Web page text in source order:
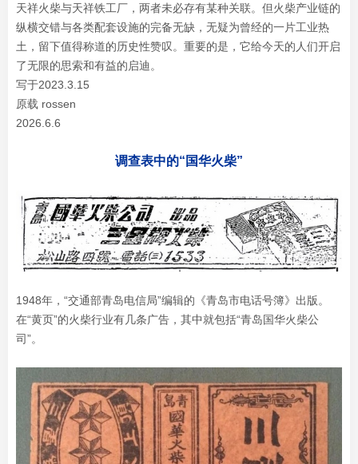
天祥火柴与天祥铁工厂，两者未必存有某种关联。但火柴产业链的
纵横交错与各类配套设施的完备无缺，无疑为曾经的一片工业热
土，留下值得称道的历史性赞叹。重要的是，它给今天的人们开启
了无限的思索和有益的启迪。
写于2023.3.15
原载 rossen
2026.6.6
调查表中的“国华火柴”
1948年，“交通部青岛电信局”编辑的《青岛市电话号簿》出版。
在“黄页”的火柴行业有几条广告，其中就包括“青岛国华火柴公
司”。